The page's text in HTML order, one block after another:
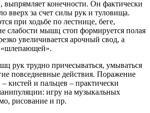
выпрямляет конечности. Он фактически
вверх за счет силы рук и туловища.
при ходьбе по лестнице, беге,
слабости мышц стоп формируется полая
увеличивается арочный свод, а
«шлепающей».
рук трудно причесываться, умываться
повседневные действия. Поражение
кистей и пальцев – практически
игру на музыкальных
рисование и пр.